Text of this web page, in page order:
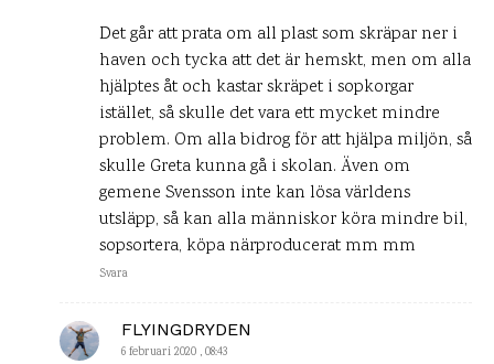
Det går att prata om all plast som skräpar ner i
haven och tycka att det är hemskt, men om alla
hjälptes åt och kastar skräpet i sopkorgar
istället, så skulle det vara ett mycket mindre
problem. Om alla bidrog för att hjälpa miljön, så
skulle Greta kunna gå i skolan. Även om
gemene Svensson inte kan lösa världens
utsläpp, så kan alla människor köra mindre bil,
sopsortera, köpa närproducerat mm mm
Svara
FLYINGDRYDEN
6 februari 2020 , 08:43